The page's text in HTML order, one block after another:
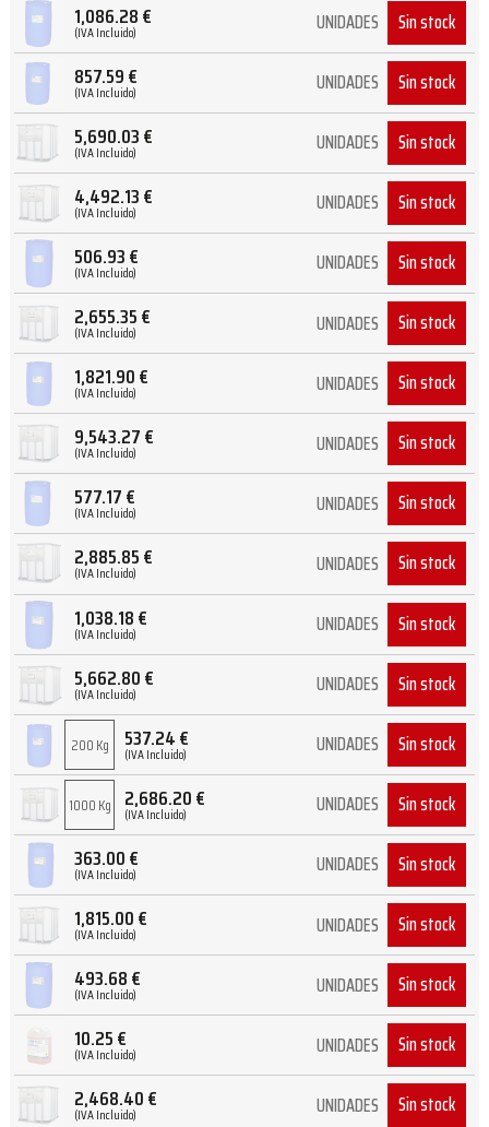
1,086.28€
(IVA Incluido) UNIDADES Sin stock
857.59€
(IVA Incluido) UNIDADES Sin stock
5,690.03€
(IVA Incluido) UNIDADES Sin stock
4,492.13€
(IVA Incluido) UNIDADES Sin stock
506.93€
(IVA Incluido) UNIDADES Sin stock
2,655.35€
(IVA Incluido) UNIDADES Sin stock
1,821.90€
(IVA Incluido) UNIDADES Sin stock
9,543.27€
(IVA Incluido) UNIDADES Sin stock
577.17€
(IVA Incluido) UNIDADES Sin stock
2,885.85€
(IVA Incluido) UNIDADES Sin stock
1,038.18€
(IVA Incluido) UNIDADES Sin stock
5,662.80€
(IVA Incluido) UNIDADES Sin stock
200 Kg 537.24€
(IVA Incluido) UNIDADES Sin stock
1000 Kg 2,686.20€
(IVA Incluido) UNIDADES Sin stock
363.00€
(IVA Incluido) UNIDADES Sin stock
1,815.00€
(IVA Incluido) UNIDADES Sin stock
493.68€
(IVA Incluido) UNIDADES Sin stock
10.25€
(IVA Incluido) UNIDADES Sin stock
2,468.40€
(IVA Incluido) UNIDADES Sin stock